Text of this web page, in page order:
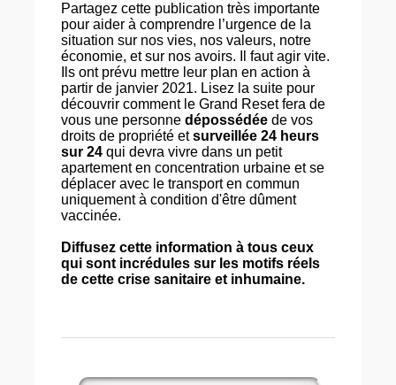
Partagez cette publication très importante
pour aider à comprendre l’urgence de la
situation sur nos vies, nos valeurs, notre
économie, et sur nos avoirs. Il faut agir vite.
Ils ont prévu mettre leur plan en action à
partir de janvier 2021. Lisez la suite pour
découvrir comment le Grand Reset fera de
vous une personne dépossédée de vos
droits de propriété etsurveillée 24 heurs
sur 24 qui devra vivre dans un petit
apartement en concentration urbaine et se
déplacer avec le transport en commun
uniquement à condition d'être dûment
vaccinée.
Diffusez cette information à tous ceux
qui sont incrédules sur les motifs réels
de cette crise sanitaire et inhumaine.